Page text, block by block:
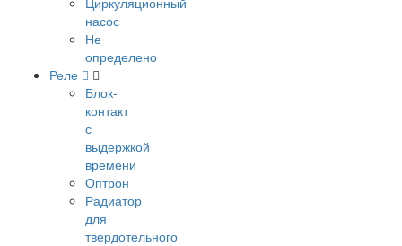
насос
Не
определено
Реле
Блок-
контакт
с
выдержкой
времени
Оптрон
Радиатор
для
твердотельного